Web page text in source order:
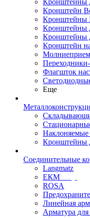
Кронштейн
Кронштейны
Кронштейны
Кронштейн
Флагшток
Еще
Кронштейны
Соединительные
Langmatz
ЕКМ
ROSA
Линейная
Арматура